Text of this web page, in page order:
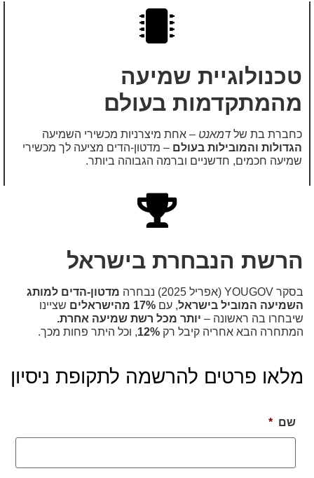
טכנולוגיית שמיעה
מהמתקדמות בעולם
כחברת בת שלדמאנט – אחת מיצרניות מכשירי השמיעה
הגדולות והמובילות בעולם – מדטון-הדים מציעה לך מכשירי
שמיעה חכמים, חדשניים וברמה הגבוהה ביותר.
הרשת הנבחרת בישראל
בסקר YOUGOV (אפריל 2025) נבחרה
מדטון-הדים למותג
השמיעה המוביל בישראל, עם 17% מהישראלים
שציינו
שיבחרו בה ראשונה – יותר מכל רשת שמיעה אחרת.
המתחרה הבא אחריה קיבל רק 12%, וכל היתר פחות מכך.
מלאו פרטים להרשמה לתקופת ניסיון
שם *